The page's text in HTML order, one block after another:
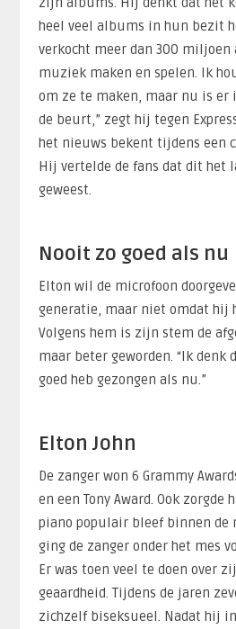
heel veel albums in hun bezit
verkocht meer dan 300 miljoen
muziek maken en spelen. Ik
om ze te maken, maar nu is er
de beurt,” zegt hij tegen
het nieuws bekent tijdens een
Hij vertelde de fans dat dit het
geweest.
Nooit zo goed als nu
Elton wil de microfoon
generatie, maar niet omdat hij
Volgens hem is zijn stem de
maar beter geworden. “Ik denk
goed heb gezongen als nu.”
Elton John
De zanger won 6 Grammy
en een Tony Award. Ook zorgde
piano populair bleef binnen de
ging de zanger onder het mes
Er was toen veel te doen over
geaardheid. Tijdens de jaren
zichzelf biseksueel. Nadat hij in